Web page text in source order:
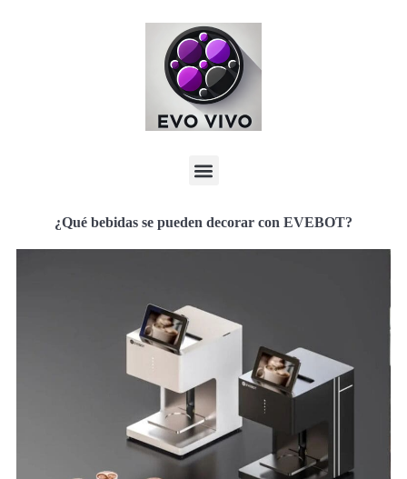
¿Qué bebidas se pueden decorar con EVEBOT?